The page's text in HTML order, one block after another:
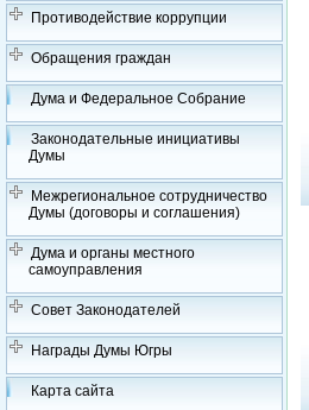
Противодействие коррупции
Обращения граждан
Дума и Федеральное Собрание
Законодательные инициативы
Думы
Межрегиональное сотрудничество
Думы (договоры и соглашения)
Дума и органы местного
самоуправления
Совет Законодателей
Награды Думы Югры
Карта сайта